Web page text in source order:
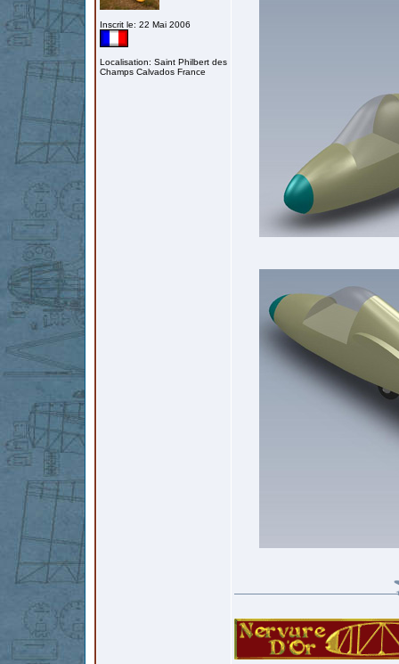
Inscrit le: 22 Mai 2006
Localisation: Saint Philbert des
Champs Calvados France